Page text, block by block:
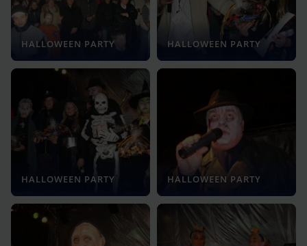
HALLOWEEN PARTY HALLOWEEN PARTY
HALLOWEEN PARTY HALLOWEEN PARTY